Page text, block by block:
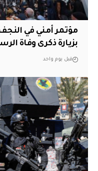
مؤتمر أمني في
بزيارة ذكرى وفاة
قبل يوم واحد